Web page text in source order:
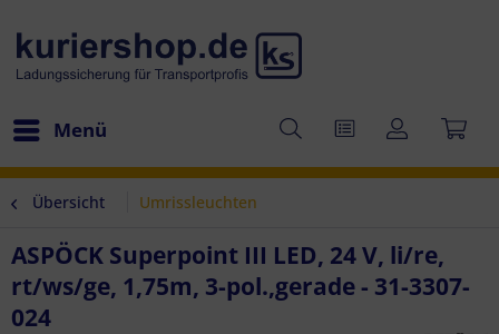
Menü
Übersicht Umrissleuchten
ASPÖCK Superpoint III LED, 24 V, li/re,
rt/ws/ge, 1,75m, 3-pol.,gerade - 31-3307-
024